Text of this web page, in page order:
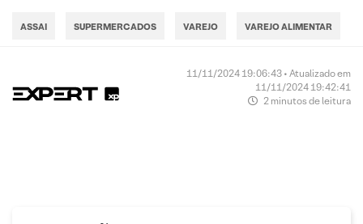
ASSAI SUPERMERCADOS VAREJO VAREJO ALIMENTAR
11/11/2024 19:06:43 • Atualizado em
11/11/2024 19:42:41
2 minutos de leitura